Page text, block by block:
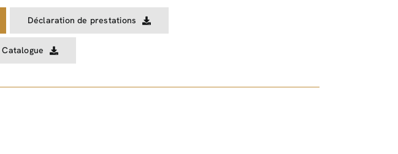
Déclaration de prestations
Catalogue